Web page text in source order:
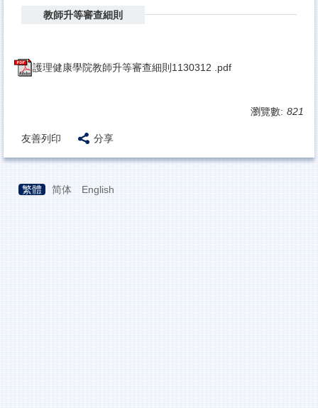
教師升等審查細則
護理健康學院教師升等審查細則1130312 .pdf
瀏覽數: 821
友善列印 分享
繁體 简体 English